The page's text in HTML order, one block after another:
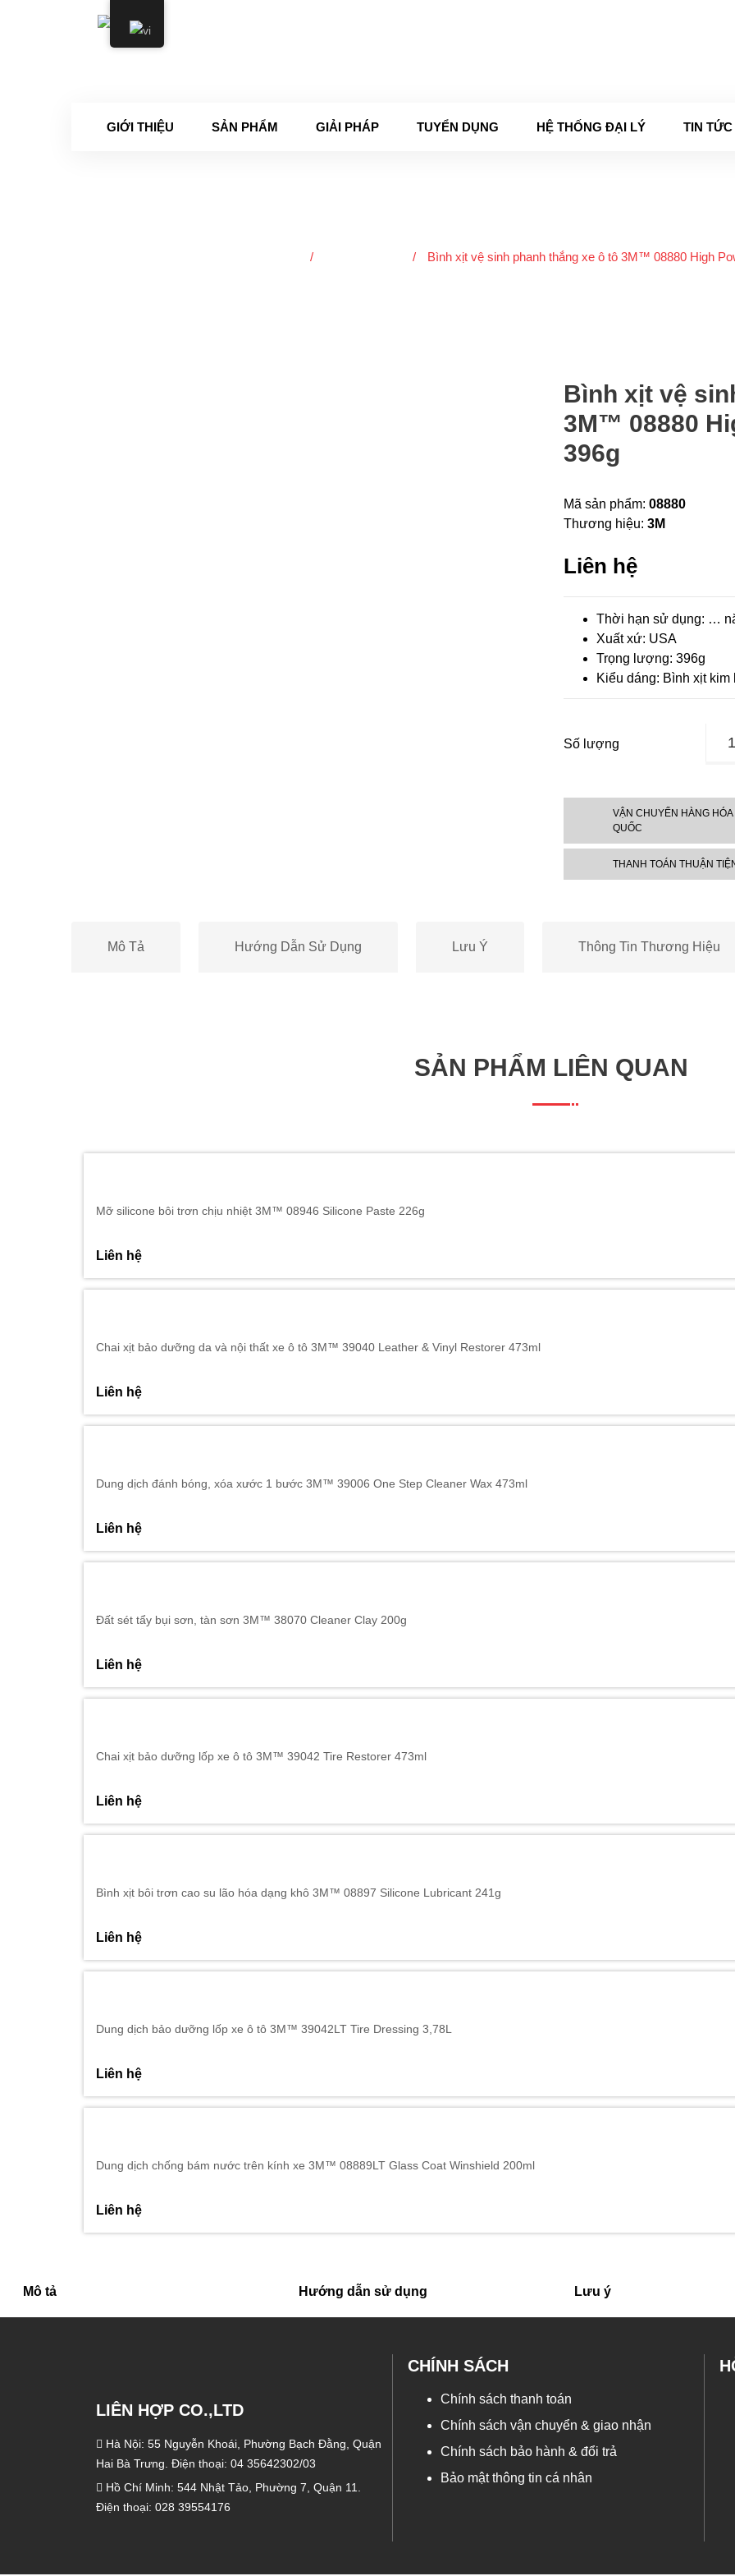
GIỚI THIỆU SẢN PHẨM GIẢI PHÁP TUYỂN DỤNG HỆ THỐNG ĐẠI LÝ TIN TỨC
/ / Bình xịt vệ sinh phanh thắng xe ô tô 3M™ 08880 High
Bình xịt vệ
3M™ 08880
396g
Mã sản phẩm: 08880
Thương hiệu: 3M
Liên hệ
Thời hạn sử dụng: …
Xuất xứ: USA
Trọng lượng: 396g
Kiểu dáng: Bình xịt kim
Số lượng
xe
ô
High
VẬN CHUYỂN HÀNG HÓA
QUỐC
THANH TOÁN THUẬN
Mô Tả Hướng Dẫn Sử Dụng Lưu Ý Thông Tin Thương Hiệu
SẢN PHẨM LIÊN QUAN
Mỡ silicone bôi trơn chịu nhiệt 3M™ 08946 Silicone Paste 226g
Liên hệ
Chai xịt bảo dưỡng da và nội thất xe ô tô 3M™ 39040 Leather & Vinyl Restorer 473ml
Liên hệ
Dung dịch đánh bóng, xóa xước 1 bước 3M™ 39006 One Step Cleaner Wax 473ml
Liên hệ
Đất sét tẩy bụi sơn, tàn sơn 3M™ 38070 Cleaner Clay 200g
Liên hệ
Chai xịt bảo dưỡng lốp xe ô tô 3M™ 39042 Tire Restorer 473ml
Liên hệ
Bình xịt bôi trơn cao su lão hóa dạng khô 3M™ 08897 Silicone Lubricant 241g
Liên hệ
Dung dịch bảo dưỡng lốp xe ô tô 3M™ 39042LT Tire Dressing 3,78L
Liên hệ
Dung dịch chống bám nước trên kính xe 3M™ 08889LT Glass Coat Winshield 200ml
Liên hệ
Mô tả Hướng dẫn sử dụng Lưu ý
LIÊN HỢP CO.,LTD
Hà Nội: 55 Nguyễn Khoái, Phường Bạch Đằng, Quận
Hai Bà Trưng. Điện thoại: 04 35642302/03
Hồ Chí Minh: 544 Nhật Tảo, Phường 7, Quận 11.
Điện thoại: 028 39554176
CHÍNH SÁCH
Chính sách thanh toán
Chính sách vận chuyển & giao nhận
Chính sách bảo hành & đổi trả
Bảo mật thông tin cá nhân